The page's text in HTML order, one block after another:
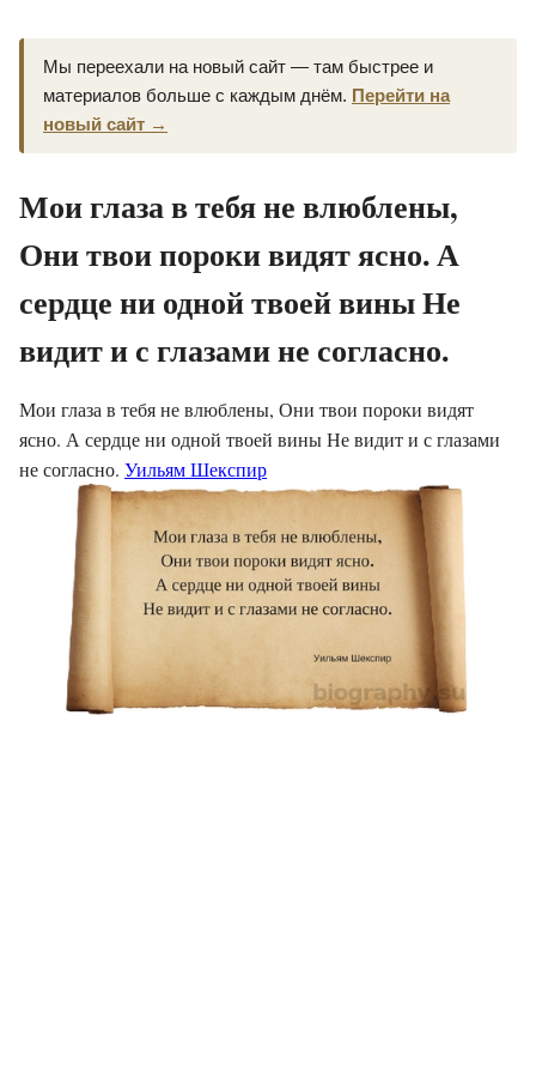
Мы переехали на новый сайт — там быстрее и
материалов больше с каждым днём. Перейти на
новый сайт →
Мои глаза в тебя не влюблены,
Они твои пороки видят ясно. А
сердце ни одной твоей вины Не
видит и с глазами не согласно.
Мои глаза в тебя не влюблены, Они твои пороки видят
ясно. А сердце ни одной твоей вины Не видит и с глазами
не согласно. Уильям Шекспир